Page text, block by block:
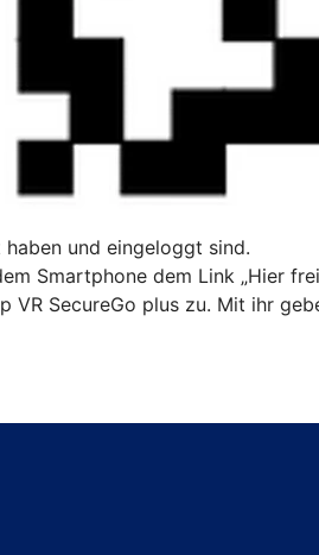
und eingeloggt sind.
Smartphone dem Link „Hier
SecureGo plus zu. Mit ihr